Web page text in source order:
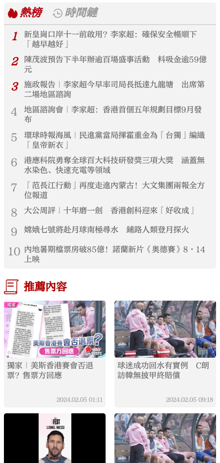
熱榜
時間鏈
1
新皇崗口岸十一前啟用？李家超：確保安全暢順下
「越早越好」
2
陳茂波預告下半年辦逾百場盛事活動 料吸金逾59億
元
3
施政報告｜李家超今早率司局長抵達九龍塘 出席第
二場地區諮詢
4
地區諮詢會｜李家超：香港首個五年規劃目標9月發
布
5
環球時報海風｜民進黨當局揮霍重金為「台獨」編織
「皇帝新衣」
6
港應科院勇奪全球百大科技研發獎三項大獎 涵蓋無
水染色、快速充電等領域
7
「范長江行動」再度走進內蒙古！大文集團兩報全方
位報道
8 大公周評｜十年磨一劍 香港創科迎來「好收成」
9 嫦娥七號將赴月球南極尋水 鋪路人類登月探火
10 內地暑期檔票房破85億！諾蘭新片《奧德賽》8·14
上映
推薦內容
獨家｜美斯香港賽會否退
票？售票方回應
2024.02.05 01:11
球迷成功回水有實例 C朗
訪韓無披甲終賠償
2024.02.05 09:18